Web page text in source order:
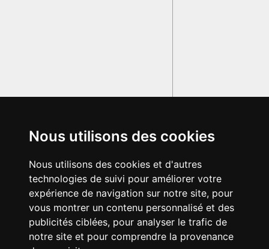
Nous utilisons des cookies
Nous utilisons des cookies et d'autres
technologies de suivi pour améliorer votre
expérience de navigation sur notre site, pour
vous montrer un contenu personnalisé et des
publicités ciblées, pour analyser le trafic de
notre site et pour comprendre la provenance